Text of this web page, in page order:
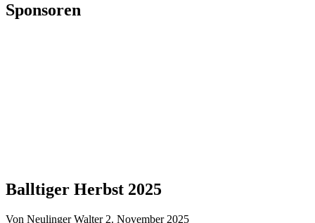
Sponsoren
Balltiger Herbst 2025
Von Neulinger Walter 2. November 2025